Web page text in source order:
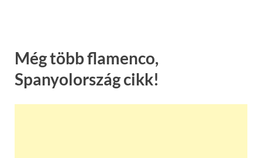
Még több flamenco,
Spanyolország cikk!